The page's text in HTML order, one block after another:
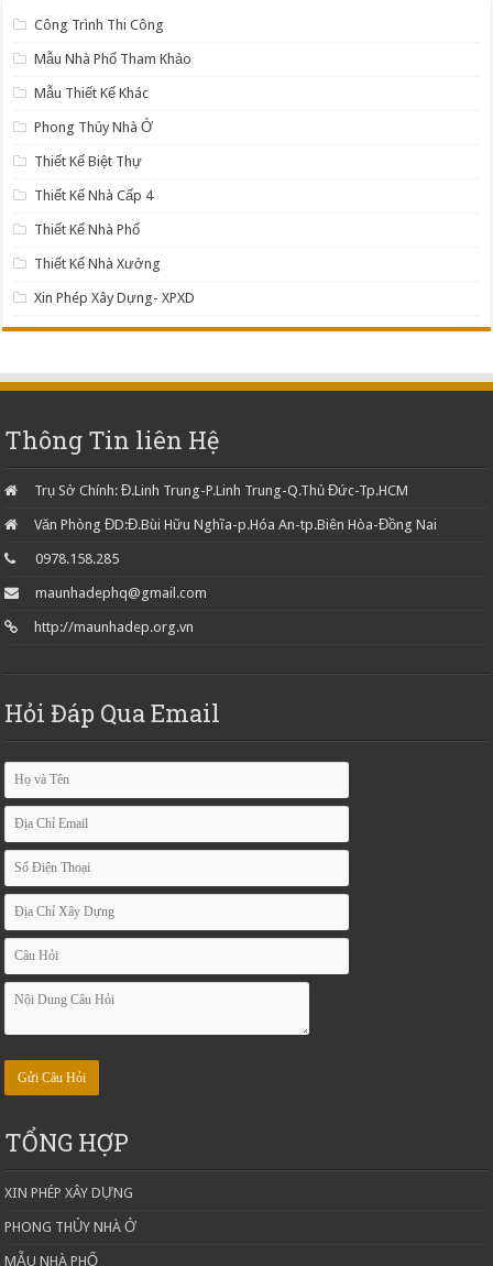
Công Trình Thi Công
Mẫu Nhà Phố Tham Khảo
Mẫu Thiết Kế Khác
Phong Thủy Nhà Ở
Thiết Kế Biệt Thự
Thiết Kế Nhà Cấp 4
Thiết Kế Nhà Phố
Thiết Kế Nhà Xưởng
Xin Phép Xây Dựng- XPXD
Thông Tin liên Hệ
Trụ Sở Chính: Đ.Linh Trung-P.Linh Trung-Q.Thủ Đức-Tp.HCM
Văn Phòng ĐD:Đ.Bùi Hữu Nghĩa-p.Hóa An-tp.Biên Hòa-Đồng Nai
0978.158.285
maunhadephq@gmail.com
http://maunhadep.org.vn
Hỏi Đáp Qua Email
TỔNG HỢP
XIN PHÉP XÂY DỰNG
PHONG THỦY NHÀ Ở
MẪU NHÀ PHỐ